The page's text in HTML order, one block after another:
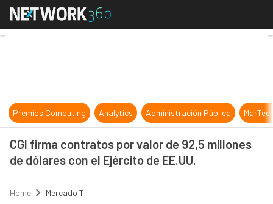
CGI firma contratos por valor de
Premios Computing Analytics Administración Pública
CGI firma contratos por valor de 92,5 millones
de dólares con el Ejército de EE.UU.
Home Mercado TI